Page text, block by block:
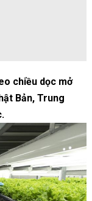
chiều dọc mở
Bản, Trung